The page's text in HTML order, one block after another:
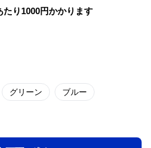
たり 1000円かかります
グリーン ブルー